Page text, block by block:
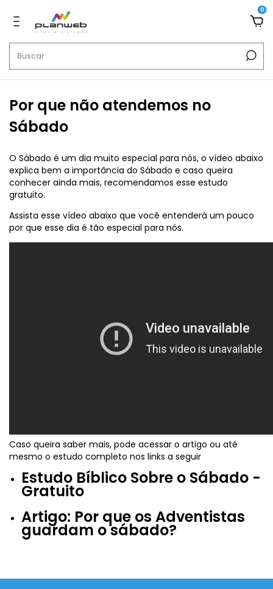
0
Por que não atendemos no
Sábado
O Sábado é um dia muito especial para nós, o vídeo abaixo
explica bem a importância do Sábado e caso queira
conhecer ainda mais, recomendamos esse estudo
gratuito.
Assista esse vídeo abaixo que você entenderá um pouco
por que esse dia é tão especial para nós.
Caso queira saber mais, pode acessar o artigo ou até
mesmo o estudo completo nos links a seguir
Estudo Bíblico Sobre o Sábado -
Gratuito
Artigo: Por que os Adventistas
guardam o sábado?